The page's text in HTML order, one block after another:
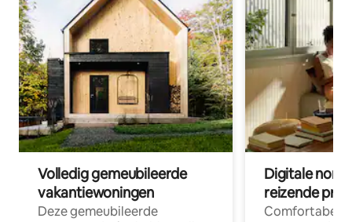
Volledig gemeubileerde
vakantiewoningen
Deze gemeubileerde
Digitale
reizende
Comfortabele